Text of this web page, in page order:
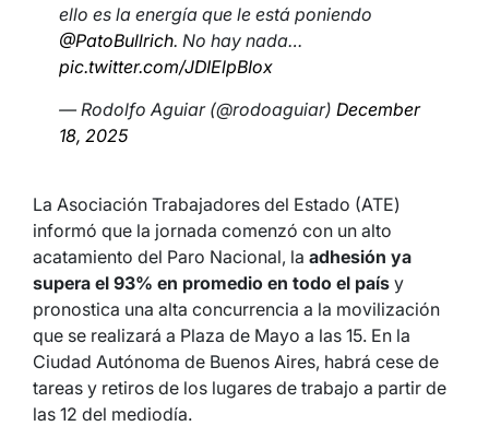
ello es la energía que le está poniendo
@PatoBullrich. No hay nada…
pic.twitter.com/JDIElpBIox
— Rodolfo Aguiar (@rodoaguiar) December
18, 2025
La Asociación Trabajadores del Estado (ATE)
informó que la jornada comenzó con un alto
acatamiento del Paro Nacional, la adhesión ya
supera el 93% en promedio en todo el país y
pronostica una alta concurrencia a la movilización
que se realizará a Plaza de Mayo a las 15. En la
Ciudad Autónoma de Buenos Aires, habrá cese de
tareas y retiros de los lugares de trabajo a partir de
las 12 del mediodía.